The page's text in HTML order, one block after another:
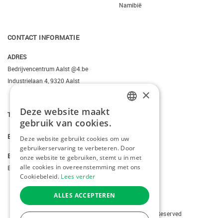
Namibië
CONTACT INFORMATIE
ADRES
Bedrijvencentrum Aalst @4.be
Industrielaan 4, 9320 Aalst
T. +3223095206
E. info@kiddotravel.be
BTW
BE 0685795740
Copyright © 2026 Kiddotravel. All Rights Reserved
ENGLISH
×
Deze website maakt
gebruik van cookies.
Deze website gebruikt cookies om uw
gebruikerservaring te verbeteren. Door
onze website te gebruiken, stemt u in met
alle cookies in overeenstemming met ons
Cookiebeleid. Lees verder
ALLES ACCEPTEREN